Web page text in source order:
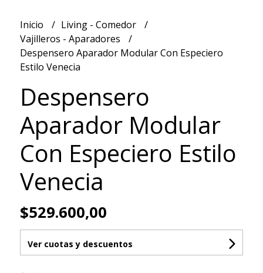
Inicio
Living - Comedor
Vajilleros - Aparadores
Despensero Aparador Modular Con Especiero
Estilo Venecia
Despensero
Aparador Modular
Con Especiero Estilo
Venecia
$529.600,00
Ver cuotas y descuentos